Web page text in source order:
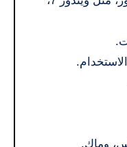
وماك.